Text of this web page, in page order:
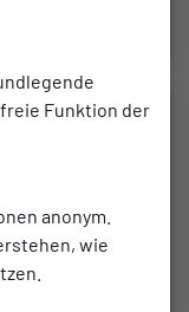
Funktion der
anonym.
wie